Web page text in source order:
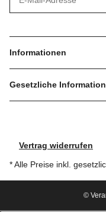
Informationen
Gesetzliche
Vertrag widerrufen
* Alle Preise inkl.
©